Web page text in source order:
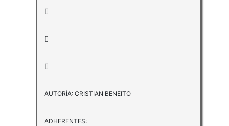
[]
[]
[]
AUTORÍA: CRISTIAN BENEITO
ADHERENTES: